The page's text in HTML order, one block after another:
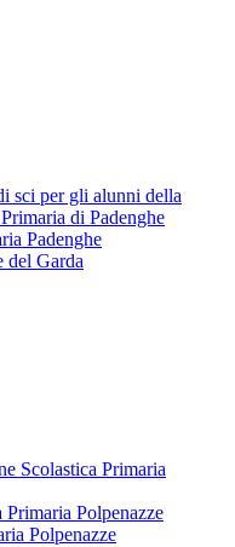
sci per gli alunni della
di Padenghe
Padenghe
del Garda
Scolastica Primaria
Polpenazze
Polpenazze